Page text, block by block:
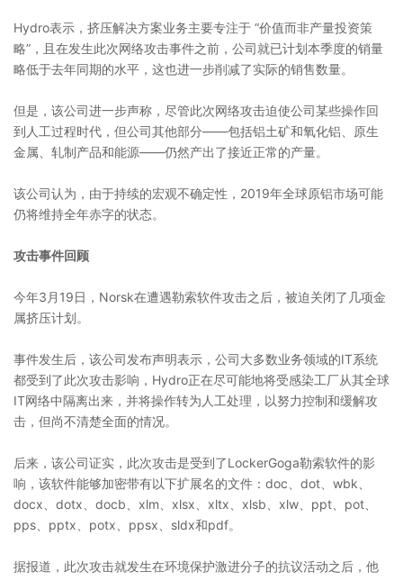
Hydro表示，挤压解决方案业务主要专注于 “价值而非产量投资策
略”，且在发生此次网络攻击事件之前，公司就已计划本季度的销量
略低于去年同期的水平，这也进一步削减了实际的销售数量。
但是，该公司进一步声称，尽管此次网络攻击迫使公司某些操作回
到人工过程时代，但公司其他部分——包括铝土矿和氧化铝、原生
金属、轧制产品和能源——仍然产出了接近正常的产量。
该公司认为，由于持续的宏观不确定性，2019年全球原铝市场可能
仍将维持全年赤字的状态。
攻击事件回顾
今年3月19日，Norsk在遭遇勒索软件攻击之后，被迫关闭了几项金
属挤压计划。
事件发生后，该公司发布声明表示，公司大多数业务领域的IT系统
都受到了此次攻击影响，Hydro正在尽可能地将受感染工厂从其全球
IT网络中隔离出来，并将操作转为人工处理，以努力控制和缓解攻
击，但尚不清楚全面的情况。
后来，该公司证实，此次攻击是受到了LockerGoga勒索软件的影
响，该软件能够加密带有以下扩展名的文件：doc、dot、wbk、
docx、dotx、docb、xlm、xlsx、xltx、xlsb、xlw、ppt、pot、
pps、pptx、potx、ppsx、sldx和pdf。
据报道，此次攻击就发生在环境保护激进分子的抗议活动之后，他